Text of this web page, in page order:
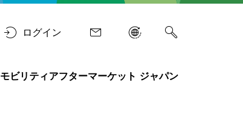
ログイン
モビリティアフターマーケット ジャパン